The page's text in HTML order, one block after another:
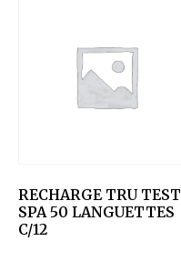
RECHARGE TRU TEST
SPA 50 LANGUETTES
C/12